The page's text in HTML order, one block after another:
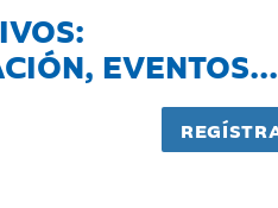
EVENTOS...